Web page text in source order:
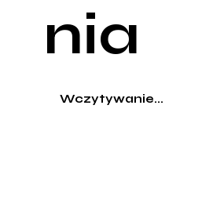
nia
Wczytywanie...